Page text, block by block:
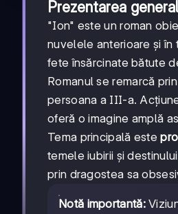
Prezentarea
"Ion" este un roman
nuvelele anterioare și în
fete însărcinate bătute
Romanul se remarcă
persoana a III-a.
oferă o imagine amplă
Tema principală este
temele iubirii și
prin dragostea sa
Notă importantă: